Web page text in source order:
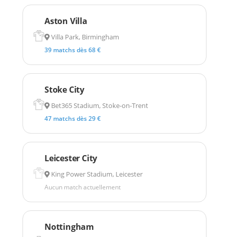
Aston Villa
Villa Park, Birmingham
39 matchs dès 68 €
Stoke City
Bet365 Stadium, Stoke-on-Trent
47 matchs dès 29 €
Leicester City
King Power Stadium, Leicester
Aucun match actuellement
Nottingham